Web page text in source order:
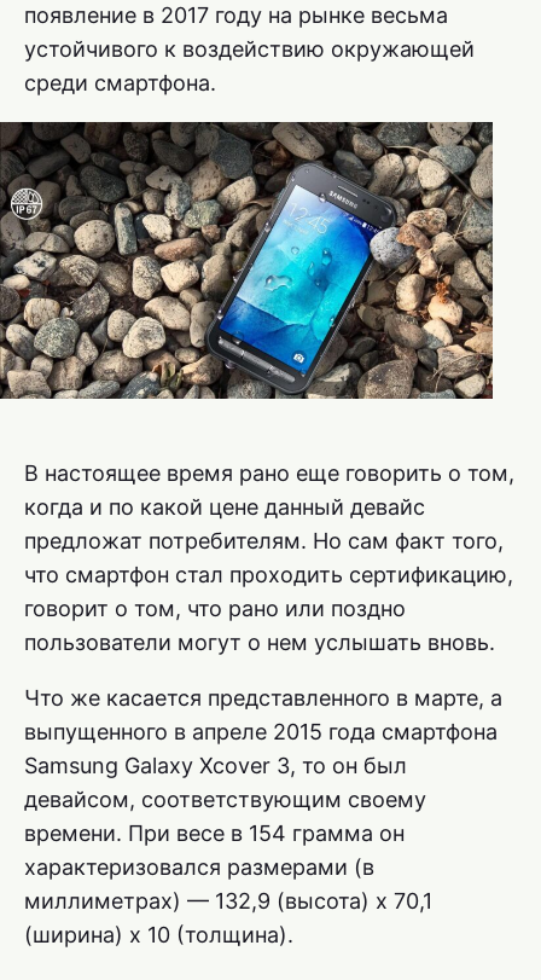
появление в 2017 году на рынке весьма
устойчивого к воздействию окружающей
среди смартфона.
В настоящее время рано еще говорить о том,
когда и по какой цене данный девайс
предложат потребителям. Но сам факт того,
что смартфон стал проходить сертификацию,
говорит о том, что рано или поздно
пользователи могут о нем услышать вновь.
Что же касается представленного в марте, а
выпущенного в апреле 2015 года смартфона
Samsung Galaxy Xcover 3, то он был
девайсом, соответствующим своему
времени. При весе в 154 грамма он
характеризовался размерами (в
миллиметрах) — 132,9 (высота) x 70,1
(ширина) x 10 (толщина).